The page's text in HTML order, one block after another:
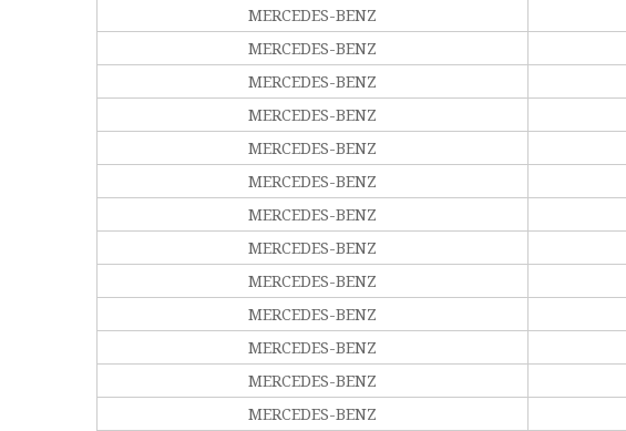
MERCEDES-BENZ
MERCEDES-BENZ
MERCEDES-BENZ
MERCEDES-BENZ
MERCEDES-BENZ
MERCEDES-BENZ
MERCEDES-BENZ
MERCEDES-BENZ
MERCEDES-BENZ
MERCEDES-BENZ
MERCEDES-BENZ
MERCEDES-BENZ
MERCEDES-BENZ